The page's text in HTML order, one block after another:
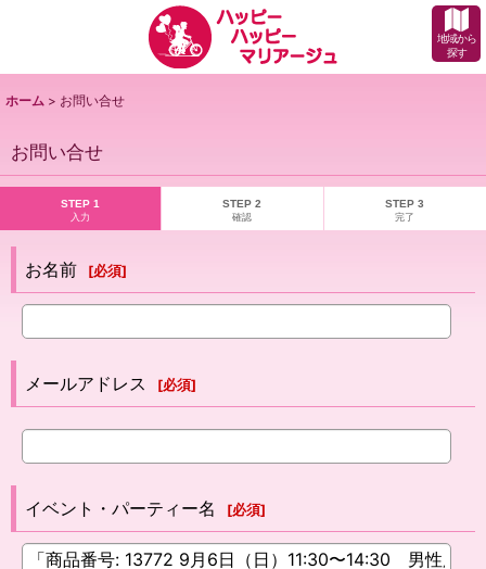
地域から
探す
ホーム > お問い合せ
お問い合せ
STEP 1
入力
STEP 2
確認
STEP 3
完了
お名前 [必須]
メールアドレス [必須]
イベント・パーティー名 [必須]